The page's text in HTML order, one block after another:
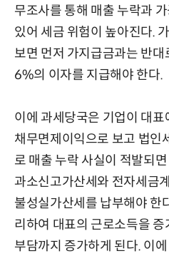
무조사를 통해 매출 누락과
있어 세금 위험이 높아진다.
보면 먼저 가지급금과는 반
6%의 이자를 지급해야 한다.
이에 과세당국은 기업이 대
채무면제이익으로 보고 법인
로 매출 누락 사실이 적발되
과소신고가산세와 전자세금
불성실가산세를 납부해야 한
리하여 대표의 근로소득을 증
부담까지 증가하게 된다. 이